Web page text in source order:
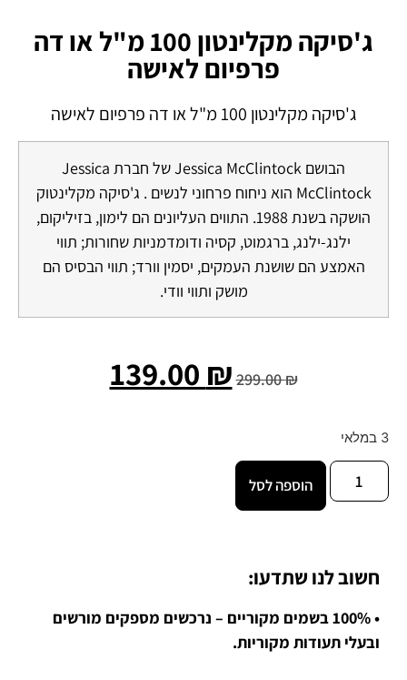
ג'סיקה מקלינטון 100 מ"ל או דה
פרפיום לאישה
ג'סיקה מקלינטון 100 מ"ל או דה פרפיום לאישה
הבושם Jessica McClintock של חברת Jessica
McClintock הוא ניחוח פרחוני לנשים . ג'סיקה מקלינטוק
הושקה בשנת 1988. התווים העליונים הם לימון, בזיליקום,
ילנג-ילנג, ברגמוט, קסיה ודומדמניות שחורות; תווי
האמצע הם שושנת העמקים, יסמין וורד; תווי הבסיס הם
מושק ותווי וודי.
299.00₪
139.00 ₪
3 במלאי
הוספה לסל
חשוב לנו שתדעו:
• 100% בשמים מקוריים – נרכשים מספקים מורשים
ובעלי תעודות מקוריות.